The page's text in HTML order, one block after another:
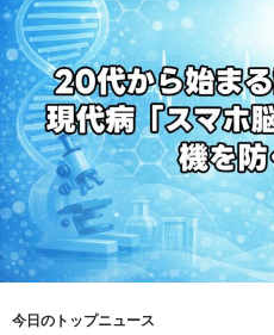
今日のトップニュース